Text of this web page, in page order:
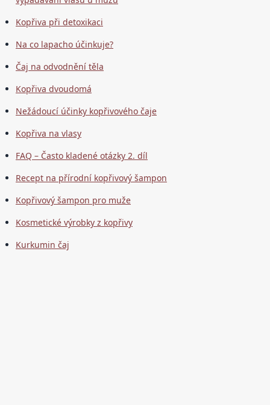
Kopřiva při detoxikaci
Na co lapacho účinkuje?
Čaj na odvodnění těla
Kopřiva dvoudomá
Nežádoucí účinky kopřivového čaje
Kopřiva na vlasy
FAQ – Často kladené otázky 2. díl
Recept na přírodní kopřivový šampon
Kopřivový šampon pro muže
Kosmetické výrobky z kopřivy
Kurkumin čaj